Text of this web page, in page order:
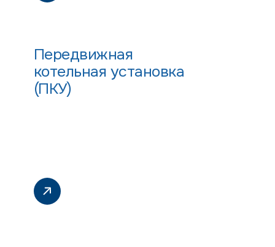
Передвижная
котельная установка
(ПКУ)